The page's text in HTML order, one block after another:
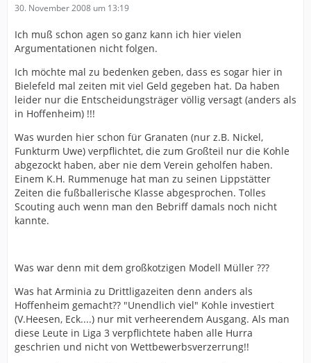
30. November 2008 um 13:19
Ich muß schon agen so ganz kann ich hier vielen
Argumentationen nicht folgen.
Ich möchte mal zu bedenken geben, dass es sogar hier in
Bielefeld mal zeiten mit viel Geld gegeben hat. Da haben
leider nur die Entscheidungsträger völlig versagt (anders als
in Hoffenheim) !!!
Was wurden hier schon für Granaten (nur z.B. Nickel,
Funkturm Uwe) verpflichtet, die zum Großteil nur die Kohle
abgezockt haben, aber nie dem Verein geholfen haben.
Einem K.H. Rummenuge hat man zu seinen Lippstätter
Zeiten die fußballerische Klasse abgesprochen. Tolles
Scouting auch wenn man den Bebriff damals noch nicht
kannte.
Was war denn mit dem großkotzigen Modell Müller ???
Was hat Arminia zu Drittligazeiten denn anders als
Hoffenheim gemacht?? "Unendlich viel" Kohle investiert
(V.Heesen, Eck....) nur mit verheerendem Ausgang. Als man
diese Leute in Liga 3 verpflichtete haben alle Hurra
geschrien und nicht von Wettbewerbsverzerrung!!